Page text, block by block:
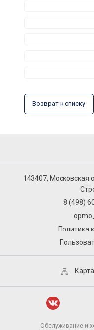
Возврат к списку
143407, Московская
8 (498)
Политика
Обслуживание и